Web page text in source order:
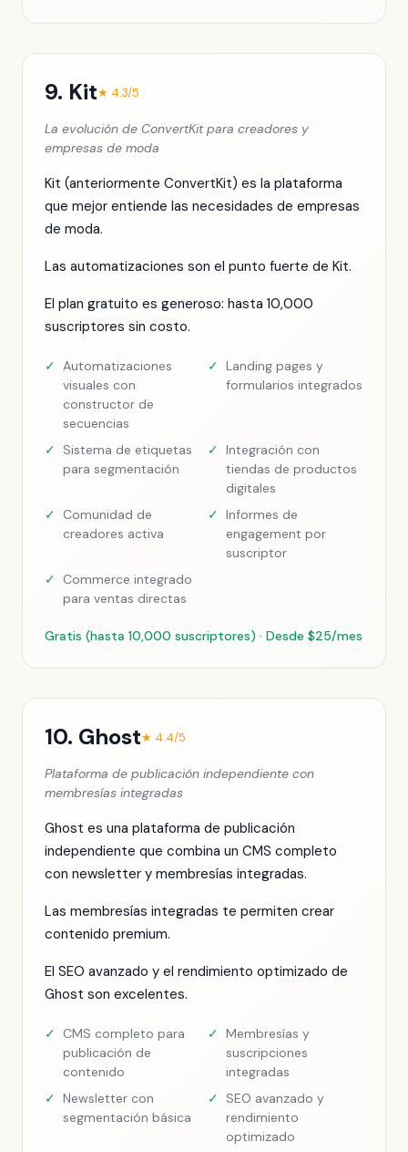
9. Kit★ 4.3/5
La evolución de ConvertKit para creadores y
empresas de moda
Kit (anteriormente ConvertKit) es la plataforma
que mejor entiende las necesidades de empresas
de moda.
Las automatizaciones son el punto fuerte de Kit.
El plan gratuito es generoso: hasta 10,000
suscriptores sin costo.
✓ Automatizaciones
visuales con
constructor de
secuencias
✓ Landing pages y
formularios integrados
✓
Sistema de etiquetas
para segmentación
✓ Integración con
tiendas de productos
digitales
✓
Comunidad de
creadores activa
✓ Informes de
engagement por
suscriptor
✓
Commerce integrado
para ventas directas
Gratis (hasta 10,000 suscriptores) · Desde $25/mes
10. Ghost★ 4.4/5
Plataforma de publicación independiente con
membresías integradas
Ghost es una plataforma de publicación
independiente que combina un CMS completo
con newsletter y membresías integradas.
Las membresías integradas te permiten crear
contenido premium.
El SEO avanzado y el rendimiento optimizado de
Ghost son excelentes.
✓
CMS completo para
publicación de
contenido
✓ Membresías y
suscripciones
integradas
✓ Newsletter con
segmentación básica
✓
SEO avanzado y
rendimiento
optimizado